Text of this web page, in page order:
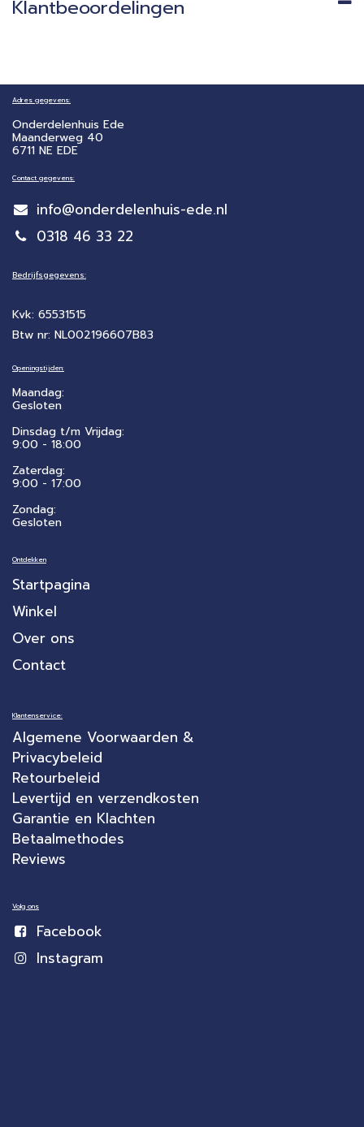
Klantbeoordelingen
Adres gegevens:
Onderdelenhuis Ede
Maanderweg 40
6711 NE EDE
Contact gegevens:
info@onderdelenhuis-ede.nl
0318 46 33 22
Bedrijfsgegevens:
Kvk: 65531515
Btw nr: NL002196607B83
Openingstijden:
Maandag:
Gesloten
Dinsdag t/m Vrijdag:
9:00 - 18:00
Zaterdag:
​9:00 - 17:00
Zondag:
Gesloten
Ontdekken
Startpagina
Winkel
Over ons
Contact
Klantenservice:
Algemene Voorwaarden &
Privacybeleid
Retourbeleid
Levertijd en verzendkosten
Garantie en Klachten
Betaalmethodes
Reviews
Volg ons
Facebook
Instagram